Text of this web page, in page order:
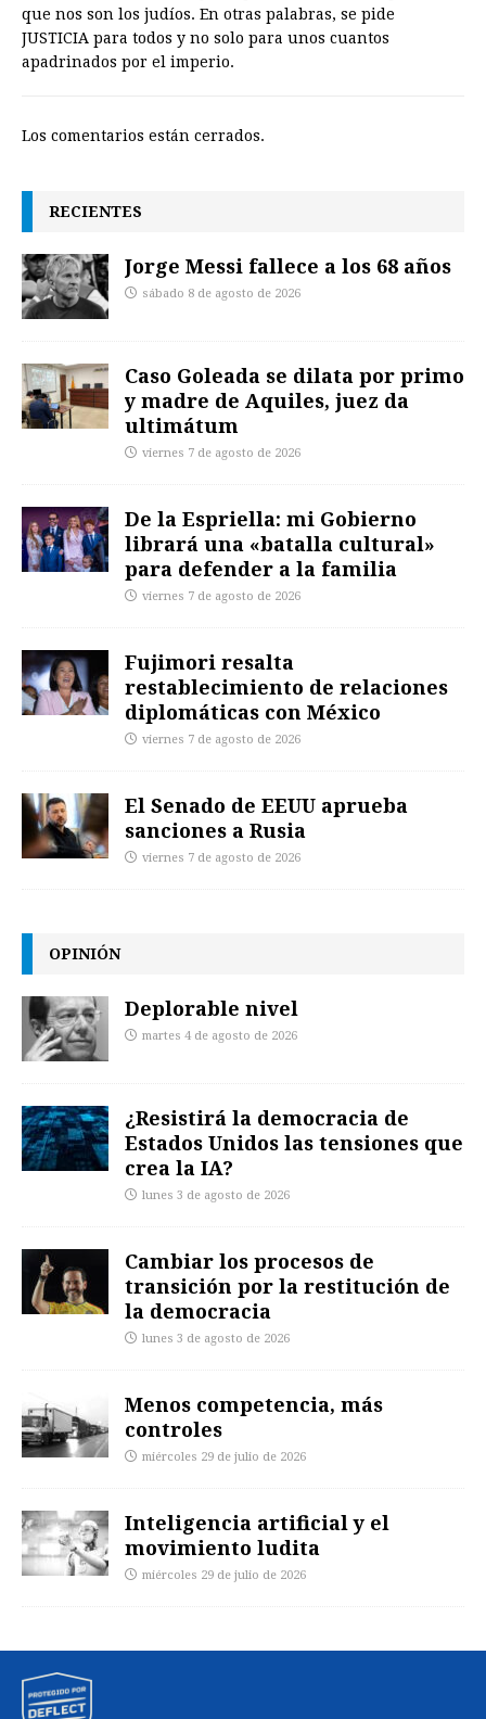
que nos son los judíos. En otras palabras, se pide
JUSTICIA para todos y no solo para unos cuantos
apadrinados por el imperio.
Los comentarios están cerrados.
RECIENTES
Jorge Messi fallece a los 68 años
sábado 8 de agosto de 2026
Caso Goleada se dilata por primo
y madre de Aquiles, juez da
ultimátum
viernes 7 de agosto de 2026
De la Espriella: mi Gobierno
librará una «batalla cultural»
para defender a la familia
viernes 7 de agosto de 2026
Fujimori resalta
restablecimiento de relaciones
diplomáticas con México
viernes 7 de agosto de 2026
El Senado de EEUU aprueba
sanciones a Rusia
viernes 7 de agosto de 2026
OPINIÓN
Deplorable nivel
martes 4 de agosto de 2026
¿Resistirá la democracia de
Estados Unidos las tensiones que
crea la IA?
lunes 3 de agosto de 2026
Cambiar los procesos de
transición por la restitución de
la democracia
lunes 3 de agosto de 2026
Menos competencia, más
controles
miércoles 29 de julio de 2026
Inteligencia artificial y el
movimiento ludita
miércoles 29 de julio de 2026